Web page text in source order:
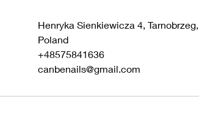
Henryka Sienkiewicza 4, Tarnobrzeg,
Poland
+48575841636
canbenails@gmail.com